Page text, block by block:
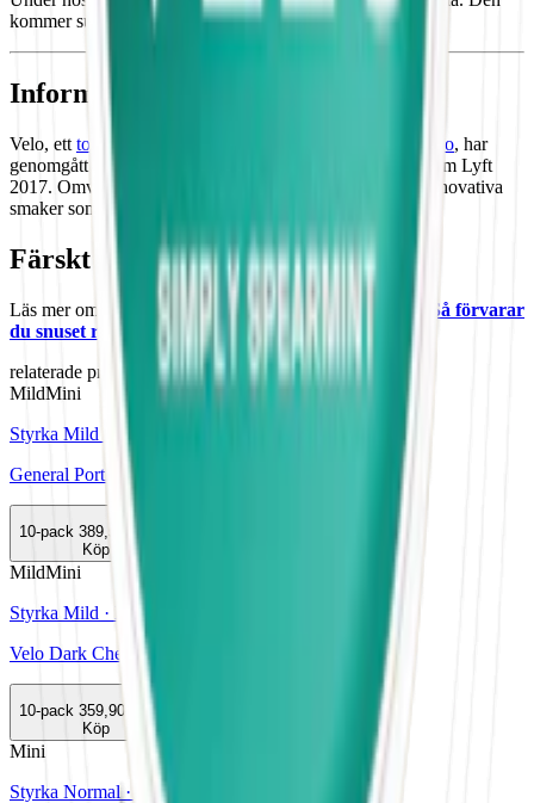
kommer successivt fasas ut för att inte ersättas.
Information om varumärket Velo
Velo, ett tobaksfritt vitt snus British American Tobacco, har
genomgått flera transformationsfaser sedan lanseringen som Lyft
2017. Omvandlat till Velo 2022, erbjuder
nu innovativa
smaker som Fresh Jalapeño och Wintery Watermelon.
Färskt vitt snus
Läs mer om hur du förvarar Velo Nutty Virginia Mini:
"Så förvarar
du snuset rätt"
relaterade produkter
MildMini
Styrka Mild · Mini
General Portion Minisnus
10-pack 389,50 kr
Köp
MildMini
Styrka Mild · Mini
Velo Dark Cherry Mini
10-pack 359,90 kr
Köp
Mini
Styrka Normal · Mini